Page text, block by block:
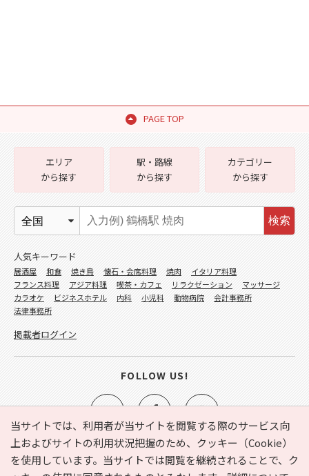
PAGE TOP
当サイトでは、利用者が当サイトを閲覧する際のサービス向
上およびサイトの利用状況把握のため、クッキー（Cookie）
を使用しています。当サイトでは閲覧を継続されることで、ク
e-NAVITA（イーナビタ）とは？ お気に入り ヘルプ
エリア
から探す
駅・路線
から探す
カテゴリー
から探す
検索
人気キーワード
居酒屋 和食 焼き鳥 懐石・会席料理 焼肉
イタリア料理
フランス料理
アジア料理 喫茶・カフェ リラクゼーション
マッサージ
カラオケ
ビジネスホテル 内科 小児科 動物病院
会計事務所
法律事務所
掲載者ログイン
FOLLOW US!